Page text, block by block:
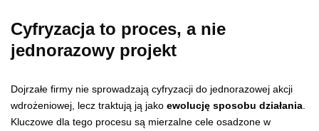
Cyfryzacja to proces, a nie
jednorazowy projekt
Dojrzałe firmy nie sprowadzają cyfryzacji do jednorazowej akcji
wdrożeniowej, lecz traktują ją jako ewolucję sposobu działania.
Kluczowe dla tego procesu są mierzalne cele osadzone w